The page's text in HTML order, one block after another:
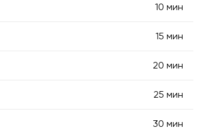
10 мин
15 мин
20 мин
25 мин
30 мин